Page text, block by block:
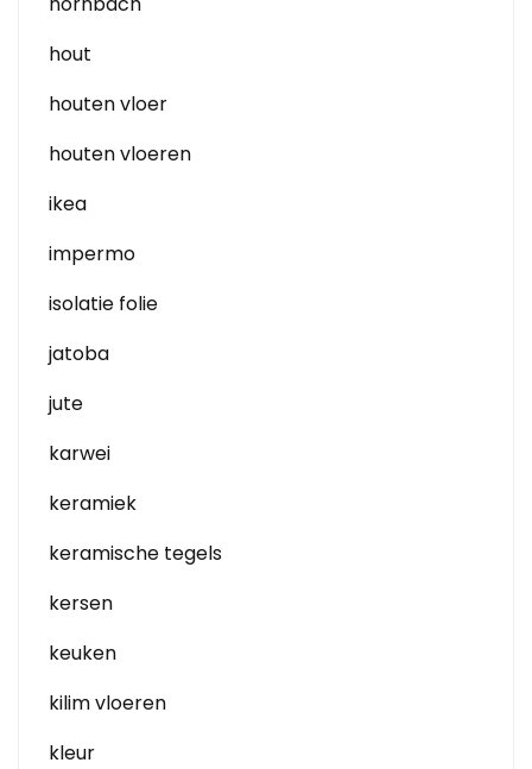
hout
houten vloer
houten vloeren
ikea
impermo
isolatie folie
jatoba
jute
karwei
keramiek
keramische tegels
kersen
keuken
kilim vloeren
kleur